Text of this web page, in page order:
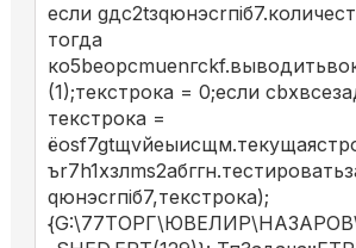
если
тогда
(1);текстрока = 0;если
текстрока =
qюнэсrпiб7,текстрока);